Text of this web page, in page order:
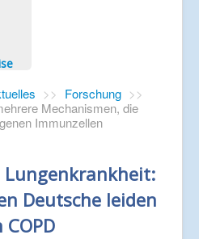
>> Forschung >>
Mechanismen, die
Immunzellen
Deutsche leiden
COPD